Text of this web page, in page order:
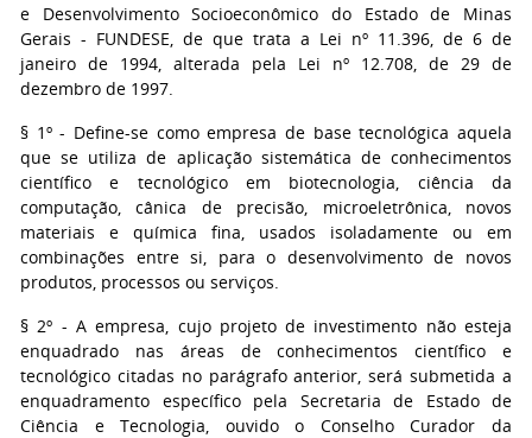
e Desenvolvimento Socioeconômico do Estado de Minas
Gerais - FUNDESE, de que trata a Lei nº 11.396, de 6 de
janeiro de 1994, alterada pela Lei nº 12.708, de 29 de
dezembro de 1997.
§ 1º - Define-se como empresa de base tecnológica aquela
que se utiliza de aplicação sistemática de conhecimentos
científico e tecnológico em biotecnologia, ciência da
computação, cânica de precisão, microeletrônica, novos
materiais e química fina, usados isoladamente ou em
combinações entre si, para o desenvolvimento de novos
produtos, processos ou serviços.
§ 2º - A empresa, cujo projeto de investimento não esteja
enquadrado nas áreas de conhecimentos científico e
tecnológico citadas no parágrafo anterior, será submetida a
enquadramento específico pela Secretaria de Estado de
Ciência e Tecnologia, ouvido o Conselho Curador da